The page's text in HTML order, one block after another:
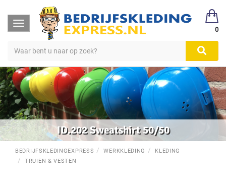
Toggle
navigation
0
ID.202 Sweatshirt 50/50
BEDRIJFSKLEDINGEXPRESS WERKKLEDING
KLEDING
TRUIEN & VESTEN